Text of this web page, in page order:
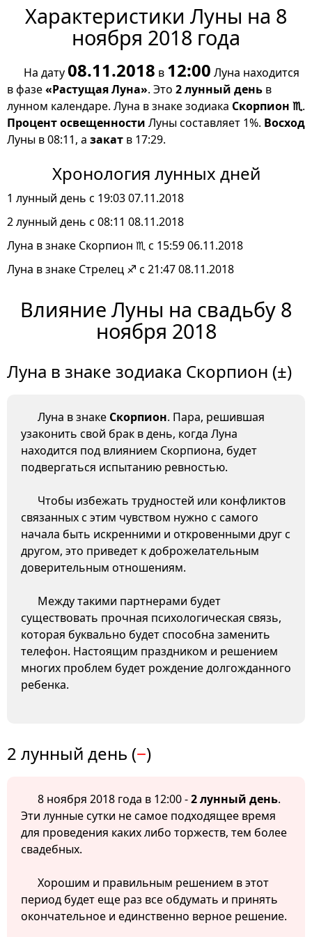
Характеристики Луны на 8
ноября 2018 года
На дату08.11.2018 в 12:00 Луна находится
в фазе«Растущая Луна». Это 2 лунный день в
лунном календаре. Луна в знаке зодиака Скорпион ♏.
Процент освещенности Луны составляет 1%. Восход
Луны в 08:11, а закат в 17:29.
Хронология лунных дней
1 лунный день с 19:03 07.11.2018
2 лунный день с 08:11 08.11.2018
Луна в знаке Скорпион ♏ с 15:59 06.11.2018
Луна в знаке Стрелец ♐ с 21:47 08.11.2018
Влияние Луны на свадьбу 8
ноября 2018
Луна в знаке зодиака Скорпион (±)
Луна в знаке Скорпион. Пара, решившая
узаконить свой брак в день, когда Луна
находится под влиянием Скорпиона, будет
подвергаться испытанию ревностью.
Чтобы избежать трудностей или конфликтов
связанных с этим чувством нужно с самого
начала быть искренними и откровенными друг с
другом, это приведет к доброжелательным
доверительным отношениям.
Между такими партнерами будет
существовать прочная психологическая связь,
которая буквально будет способна заменить
телефон. Настоящим праздником и решением
многих проблем будет рождение долгожданного
ребенка.
2 лунный день (−)
8 ноября 2018 года в 12:00 -2 лунный день.
Эти лунные сутки не самое подходящее время
для проведения каких либо торжеств, тем более
свадебных.
Хорошим и правильным решением в этот
период будет еще раз все обдумать и принять
окончательное и единственно верное решение.